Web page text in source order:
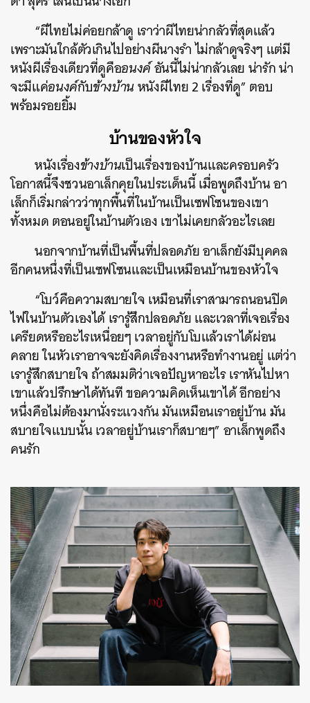
“ผีไทยไม่ค่อยกล้าดู เราว่าผีไทยน่ากลัวที่สุดแล้ว
เพราะมันใกล้ตัวเกินไปอย่างผีนางรำ ไม่กล้าดูจริงๆ แต่มี
หนังผีเรื่องเดียวที่ดูคืออนงค์อันนี้ไม่น่ากลัวเลย น่ารัก น่า
จะมีแค่อนงค์กับข้างบ้านหนังผีไทย 2 เรื่องที่ดู” ตอบ
พร้อมรอยยิ้ม
บ้านของหัวใจ
หนังเรื่องข้างบ้านเป็นเรื่องของบ้านและครอบครัว
โอกาสนี้จึงชวนอาเล็กคุยในประเด็นนี้ เมื่อพูดถึงบ้าน อา
เล็กก็เริ่มกล่าวว่าทุกพื้นที่ในบ้านเป็นเซฟโซนของเขา
ทั้งหมด ตอนอยู่ในบ้านตัวเอง เขาไม่เคยกลัวอะไรเลย
นอกจากบ้านที่เป็นพื้นที่ปลอดภัย อาเล็กยังมีบุคคล
อีกคนหนึ่งที่เป็นเซฟโซนและเป็นเหมือนบ้านของหัวใจ
“โบว์คือความสบายใจ เหมือนที่เราสามารถนอนปิด
ไฟในบ้านตัวเองได้ เรารู้สึกปลอดภัย และเวลาที่เจอเรื่อง
เครียดหรืออะไรเหนื่อยๆ เวลาอยู่กับโบแล้วเราได้ผ่อน
คลาย ในหัวเราอาจจะยังคิดเรื่องงานหรือทำงานอยู่ แต่ว่า
เรารู้สึกสบายใจ ถ้าสมมติว่าเจอปัญหาอะไร เราหันไปหา
เขาแล้วปรึกษาได้ทันที ขอความคิดเห็นเขาได้ อีกอย่าง
หนึ่งคือไม่ต้องมานั่งระแวงกัน มันเหมือนเราอยู่บ้าน มัน
สบายใจแบบนั้น เวลาอยู่บ้านเราก็สบายๆ” อาเล็กพูดถึง
คนรัก